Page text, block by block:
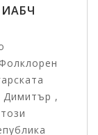
ИАБЧ
Димитър ,